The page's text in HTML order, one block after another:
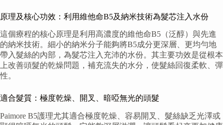
原理及核心功效：利用維他命B5及納米技術為髮芯注入水份
這個療程的核心原理是利用高濃度的維他命B5（泛醇）與先進
的納米技術。細小的納米分子能夠將B5成分更深層、更均勻地
帶入髮絲的內部，為髮芯注入充沛的水份。其主要功效是從根本
上改善頭髮的乾燥問題，補充流失的水分，使髮絲回復柔軟、彈
性。
適合髮質：極度乾燥、開叉、暗啞無光的頭髮
Paimore B5護理尤其適合極度乾燥、容易開叉、髮絲缺乏光澤或